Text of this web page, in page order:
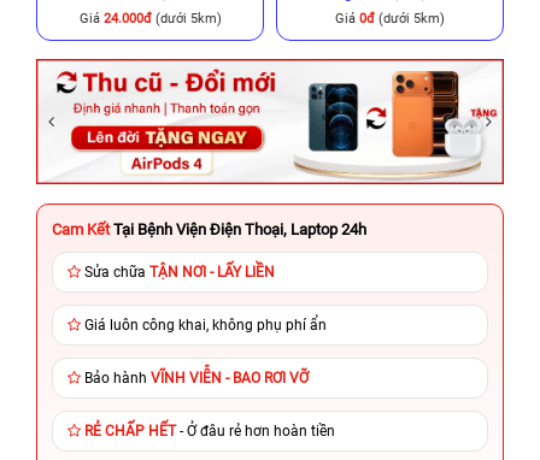
Giá 24.000đ(dưới 5km) Giá 0đ (dưới 5km)
Cam Kết Tại Bệnh Viện Điện Thoại, Laptop 24h
Sửa chữa TẬN NƠI - LẤY LIỀN
Giá luôn công khai, không phụ phí ẩn
Bảo hành VĨNH VIỄN - BAO RƠI VỠ
RẺ CHẤP HẾT- Ở đâu rẻ hơn hoàn tiền